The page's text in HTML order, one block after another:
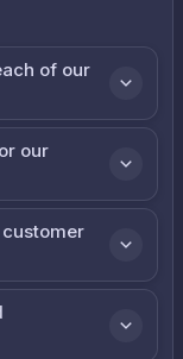
of our
our